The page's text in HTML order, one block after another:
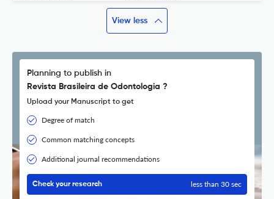
View less
Planning to publish in
Revista Brasileira de Odontologia ?
Upload your Manuscript to get
Degree of match
Common matching concepts
Additional journal recommendations
Check your research less than 30 sec